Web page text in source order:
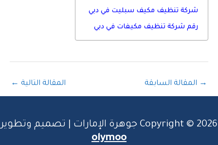
شركة تنظيف مكيف سبليت في دبي
رقم شركة تنظيف مكيفات في دبي
→ المقالة السابقة المقالة التالية ←
Copyright © 2026 جوهرة الإمارات | تصميم وتطوير
olymoo